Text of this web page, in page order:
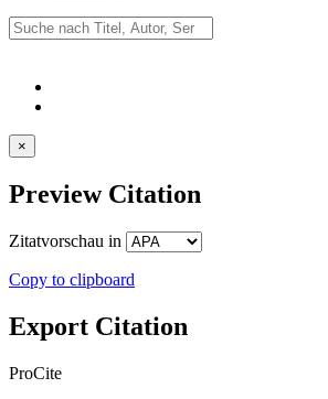
×
Preview Citation
Zitatvorschau in
Copy to clipboard
Export Citation
ProCite